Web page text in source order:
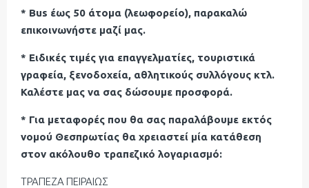
* Bus έως 50 άτομα (λεωφορείο), παρακαλώ
επικοινωνήστε μαζί μας.
* Ειδικές τιμές για επαγγελματίες, τουριστικά
γραφεία, ξενοδοχεία, αθλητικούς συλλόγους κτλ.
Καλέστε μας να σας δώσουμε προσφορά.
* Για μεταφορές που θα σας παραλάβουμε εκτός
νομού Θεσπρωτίας θα χρειαστεί μία κατάθεση
στον ακόλουθο τραπεζικό λογαριασμό:
ΤΡΑΠΕΖΑ ΠΕΙΡΑΙΩΣ